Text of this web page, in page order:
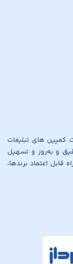
کمپین های تبلیغات
و به‌روز و تسهیل
اعتماد برندها،